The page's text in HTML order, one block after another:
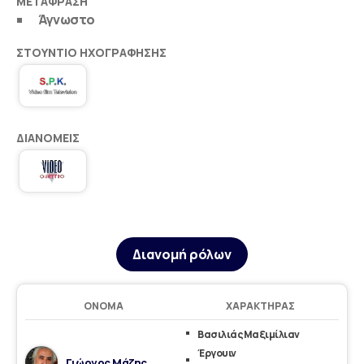
Άγνωστο
ΣΤΟΎΝΤΙΟ ΗΧΟΓΡΆΦΗΣΗΣ
ΔΙΑΝΟΜΕΊΣ
Διανομή ρόλων
ΌΝΟΜΑ ΧΑΡΑΚΤΉΡΑΣ
Βασιλιάς Μαξιμίλιαν
Έργουιν